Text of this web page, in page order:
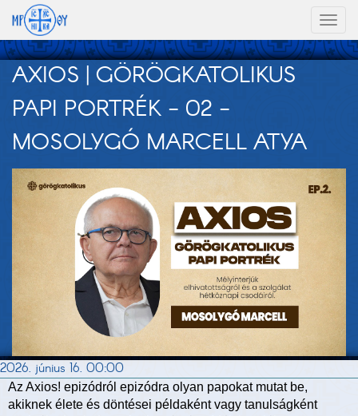
AXIOS | GÖRÖGKATOLIKUS
PAPI PORTRÉK - 02 -
MOSOLYGÓ MARCELL ATYA
2026. június 16. 00:00
Az Axios! epizódról epizódra olyan papokat mutat be,
akiknek élete és döntései példaként vagy tanulságként